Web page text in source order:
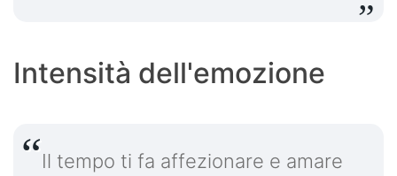
Intensità dell'emozione
Il tempo ti fa affezionare e amare